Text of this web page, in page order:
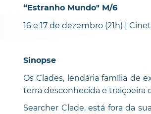
“Estranho Mundo" M/6
16 e 17 de dezembro (21h) |
Sinopse
Os Clades, lendária família de
terra desconhecida e traiçoeira
Searcher Clade, está fora da